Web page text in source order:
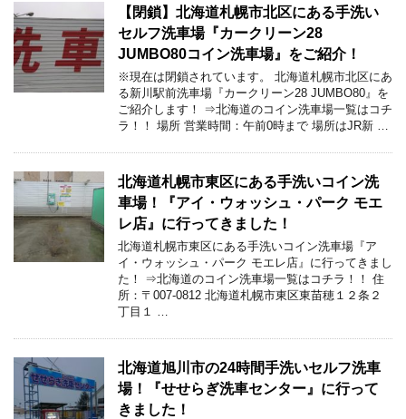
【閉鎖】北海道札幌市北区にある手洗い
セルフ洗車場『カークリーン28
JUMBO80コイン洗車場』をご紹介！
※現在は閉鎖されています。 北海道札幌市北区にあ
る新川駅前洗車場『カークリーン28 JUMBO80』を
ご紹介します！ ⇒北海道のコイン洗車場一覧はコチ
ラ！！ 場所 営業時間：午前0時まで 場所はJR新 …
北海道札幌市東区にある手洗いコイン洗
車場！『アイ・ウォッシュ・パーク モエ
レ店』に行ってきました！
北海道札幌市東区にある手洗いコイン洗車場『ア
イ・ウォッシュ・パーク モエレ店』に行ってきまし
た！ ⇒北海道のコイン洗車場一覧はコチラ！！ 住
所：〒007-0812 北海道札幌市東区東苗穂１２条２
丁目１ …
北海道旭川市の24時間手洗いセルフ洗車
場！『せせらぎ洗車センター』に行って
きました！